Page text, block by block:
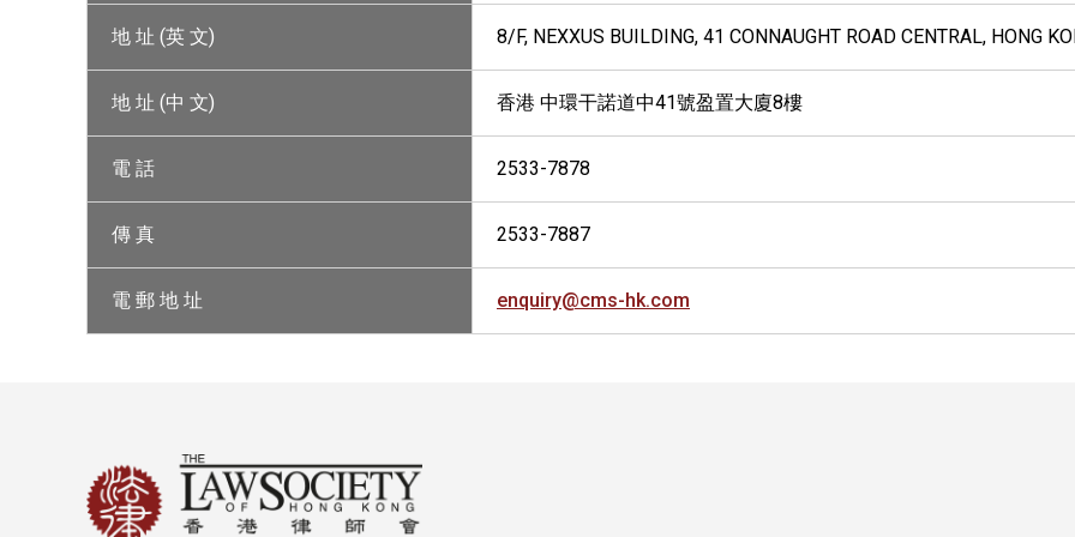
地 址 (英 文) 8/F, NEXXUS BUILDING, 41 CONNAUGHT ROAD CENTRAL, HONG
地 址 (中 文) 香港 中環干諾道中41號盈置大廈8樓
電 話 2533-7878
傳 真 2533-7887
電 郵 地 址 enquiry@cms-hk.com